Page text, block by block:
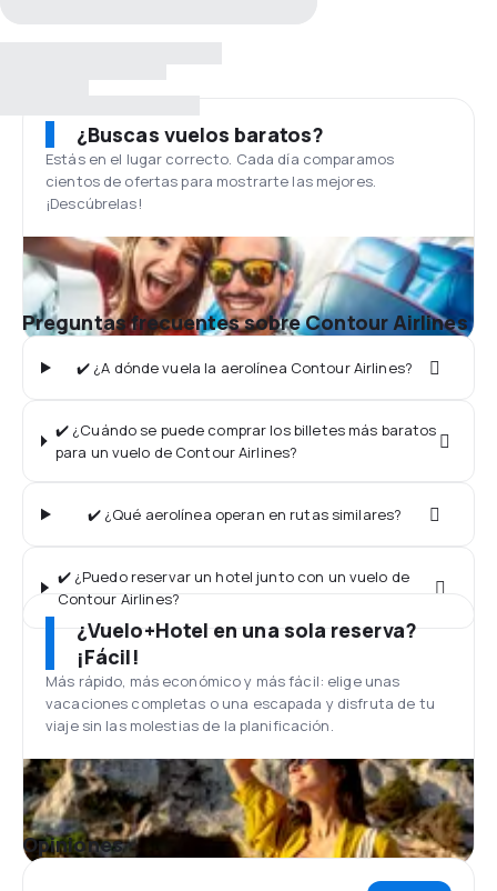
¿Buscas vuelos baratos?
Estás en el lugar correcto. Cada día comparamos
cientos de ofertas para mostrarte las mejores.
¡Descúbrelas!
Preguntas frecuentes sobre Contour Airlines
✔️ ¿A dónde vuela la aerolínea Contour Airlines?
✔️ ¿Cuándo se puede comprar los billetes más baratos
para un vuelo de Contour Airlines?
✔️ ¿Qué aerolínea operan en rutas similares?
✔️ ¿Puedo reservar un hotel junto con un vuelo de
Contour Airlines?
¿Vuelo+Hotel en una sola reserva?
¡Fácil!
Más rápido, más económico y más fácil: elige unas
vacaciones completas o una escapada y disfruta de tu
viaje sin las molestias de la planificación.
Opiniones